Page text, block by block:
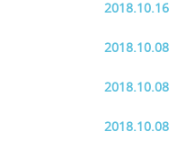
2018.10.16
2018.10.08
2018.10.08
2018.10.08